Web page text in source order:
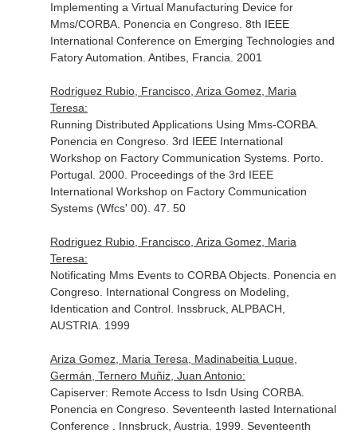
Implementing a Virtual Manufacturing Device for
Mms/CORBA. Ponencia en Congreso. 8th IEEE
International Conference on Emerging Technologies and
Fatory Automation. Antibes, Francia. 2001
Rodriguez Rubio, Francisco, Ariza Gomez, Maria
Teresa:
Running Distributed Applications Using Mms-CORBA.
Ponencia en Congreso. 3rd IEEE International
Workshop on Factory Communication Systems. Porto.
Portugal. 2000. Proceedings of the 3rd IEEE
International Workshop on Factory Communication
Systems (Wfcs' 00). 47. 50
Rodriguez Rubio, Francisco, Ariza Gomez, Maria
Teresa:
Notificating Mms Events to CORBA Objects. Ponencia en
Congreso. International Congress on Modeling,
Identication and Control. Inssbruck, ALPBACH,
AUSTRIA. 1999
Ariza Gomez, Maria Teresa, Madinabeitia Luque,
Germán, Ternero Muñiz, Juan Antonio:
Capiserver: Remote Access to Isdn Using CORBA.
Ponencia en Congreso. Seventeenth Iasted International
Conference . Innsbruck, Austria. 1999. Seventeenth